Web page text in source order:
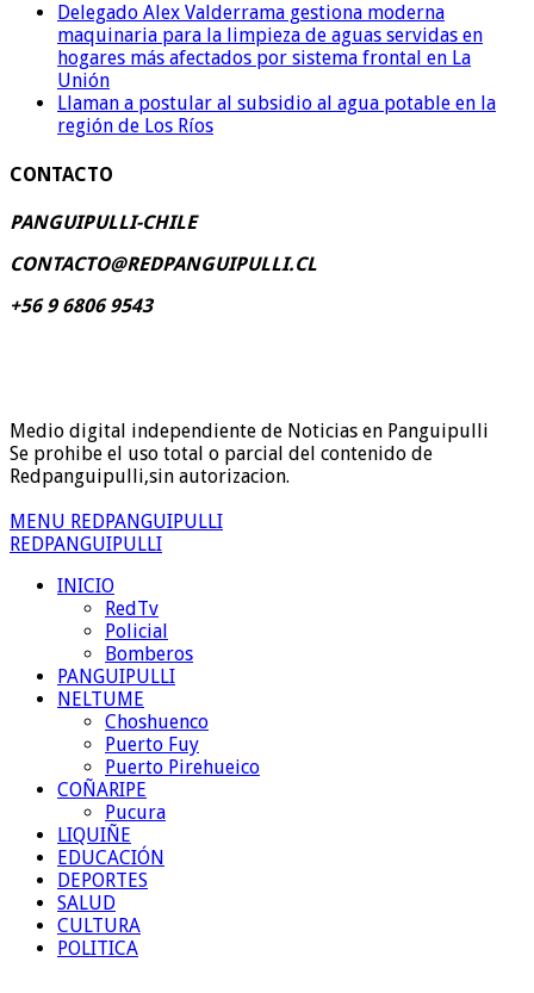
Delegado Alex Valderrama gestiona moderna
maquinaria para la limpieza de aguas servidas en
hogares más afectados por sistema frontal en La
Unión
Llaman a postular al subsidio al agua potable en la
región de Los Ríos
CONTACTO
PANGUIPULLI-CHILE
CONTACTO@REDPANGUIPULLI.CL
+56 9 6806 9543
Medio digital independiente de Noticias en Panguipulli
Se prohibe el uso total o parcial del contenido de
Redpanguipulli,sin autorizacion.
MENU REDPANGUIPULLI
REDPANGUIPULLI
INICIO
RedTv
Policial
Bomberos
PANGUIPULLI
NELTUME
Choshuenco
Puerto Fuy
Puerto Pirehueico
COÑARIPE
Pucura
LIQUIÑE
EDUCACIÓN
DEPORTES
SALUD
CULTURA
POLITICA